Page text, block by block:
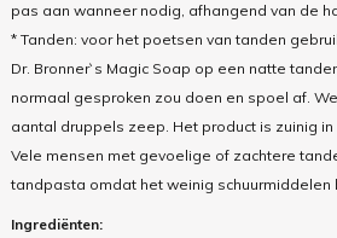
pas aan wanneer nodig, afhangend van de
* Tanden: voor het poetsen van tanden
Dr. Bronner`s Magic Soap op een natte
normaal gesproken zou doen en spoel af.
aantal druppels zeep. Het product is zuinig in
Vele mensen met gevoelige of zachtere
tandpasta omdat het weinig schuurmiddelen
Ingrediënten: